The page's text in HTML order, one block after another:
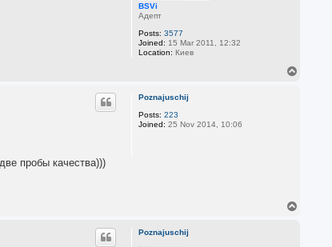
BSVi
Адепт
Posts: 3577
Joined: 15 Mar 2011, 12:32
Location: Киев
Poznajuschij
Posts: 223
Joined: 25 Nov 2014, 10:06
пробы качества)))
Poznajuschij